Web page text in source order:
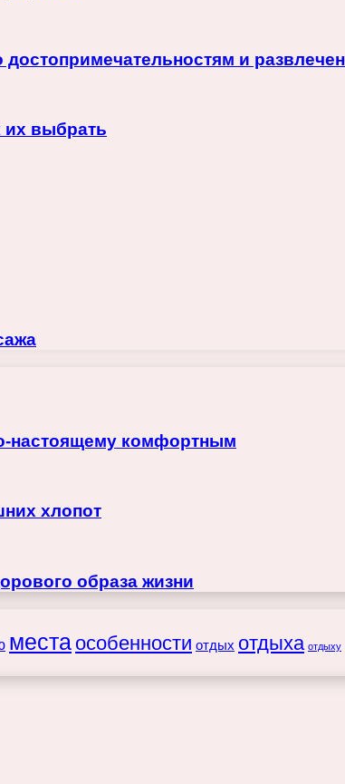
и
их выбрать
настоящему комфортным
хлопот
образа жизни
места особенности отдых отдыха отдыху